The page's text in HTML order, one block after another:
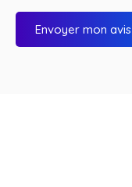
Envoyer mon avis